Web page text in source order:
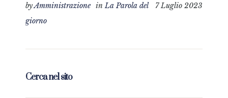
7 Luglio 2023
byAmministrazione inLa Parola del
giorno
Cerca nel sito